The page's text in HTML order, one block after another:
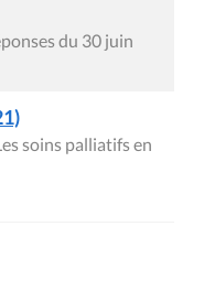
du 30 juin
soins palliatifs en